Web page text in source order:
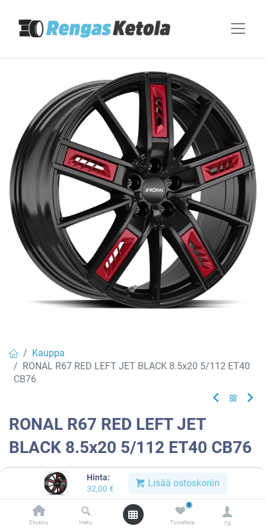
Hinta:
32,00 € Lisää ostoskoriin
Etusivu Haku
0
Toivelista Tili
Kauppa
RONAL R67 RED LEFT JET BLACK 8.5x20 5/112 ET40
CB76
RONAL R67 RED LEFT JET
BLACK 8.5x20 5/112 ET40 CB76
EAN:4053881252835 Tuotekoodi:913103
Tällä tuotteella ei ole kelvollista yhdistelmää.